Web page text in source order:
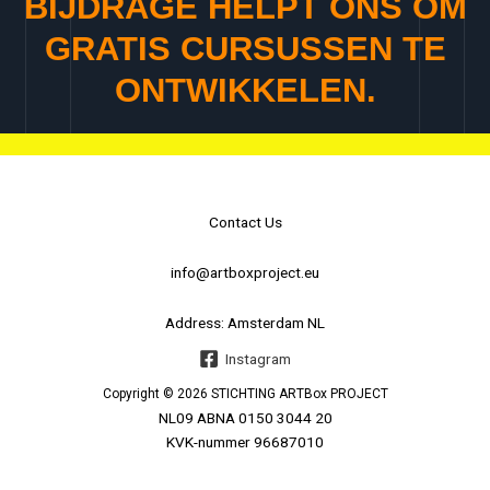
GRATIS CURSUSSEN TE
ONTWIKKELEN.
Contact Us
info@artboxproject.eu
Address: Amsterdam NL
Instagram
Copyright © 2026 STICHTING ARTBox PROJECT
NL09 ABNA 0150 3044 20
KVK-nummer 96687010